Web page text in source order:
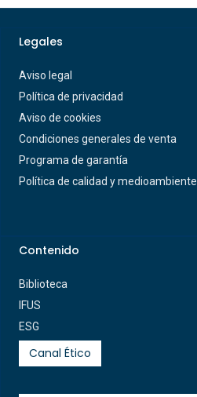
Legales
Aviso legal
Política de privacidad
Aviso de cookies
Condiciones generales de venta
Programa de garantía
Política de calidad y medioambiente
Contenido
Biblioteca
IFUS
ESG
Canal Ético